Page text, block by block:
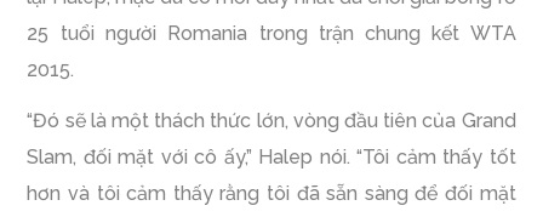
25 tuổi người Romania trong trận chung kết WTA
2015.
“Đó sẽ là một thách thức lớn, vòng đầu tiên của Grand
Slam, đối mặt với cô ấy,” Halep nói. “Tôi cảm thấy tốt
hơn và tôi cảm thấy rằng tôi đã sẵn sàng để đối mặt